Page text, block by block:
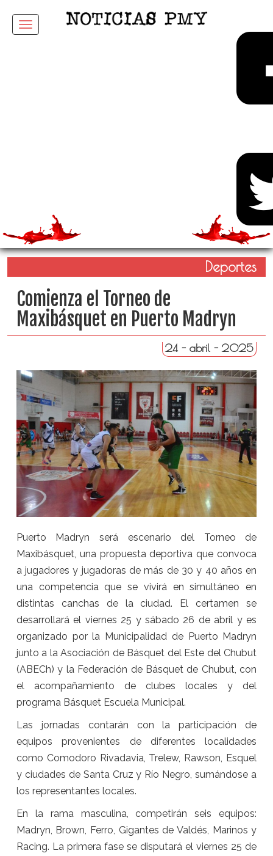
Menu
Deportes
Comienza el Torneo de
Maxibásquet en Puerto Madryn
24 - abril - 2025
Puerto Madryn será escenario del Torneo de
Maxibásquet, una propuesta deportiva que convoca
a jugadores y jugadoras de más de 30 y 40 años en
una competencia que se vivirá en simultáneo en
distintas canchas de la ciudad. El certamen se
desarrollará el viernes 25 y sábado 26 de abril y es
organizado por la Municipalidad de Puerto Madryn
junto a la Asociación de Básquet del Este del Chubut
(ABECh) y la Federación de Básquet de Chubut, con
el acompañamiento de clubes locales y del
programa Básquet Escuela Municipal.
Las jornadas contarán con la participación de
equipos provenientes de diferentes localidades
como Comodoro Rivadavia, Trelew, Rawson, Esquel
y ciudades de Santa Cruz y Río Negro, sumándose a
los representantes locales.
En la rama masculina, competirán seis equipos:
Madryn, Brown, Ferro, Gigantes de Valdés, Marinos y
Racing. La primera fase se disputará el viernes 25 de